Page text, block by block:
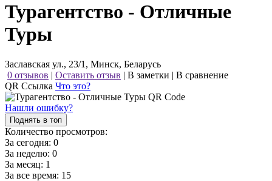
Турагентство - Отличные
Туры
Заславская ул., 23/1, Минск, Беларусь
0 отзывов | Оставить отзыв | В заметки | В сравнение
QR Ссылка Что это?
Нашли ошибку?
Поднять в топ
Количество просмотров:
За сегодня: 0
За неделю: 0
За месяц: 1
За все время: 15